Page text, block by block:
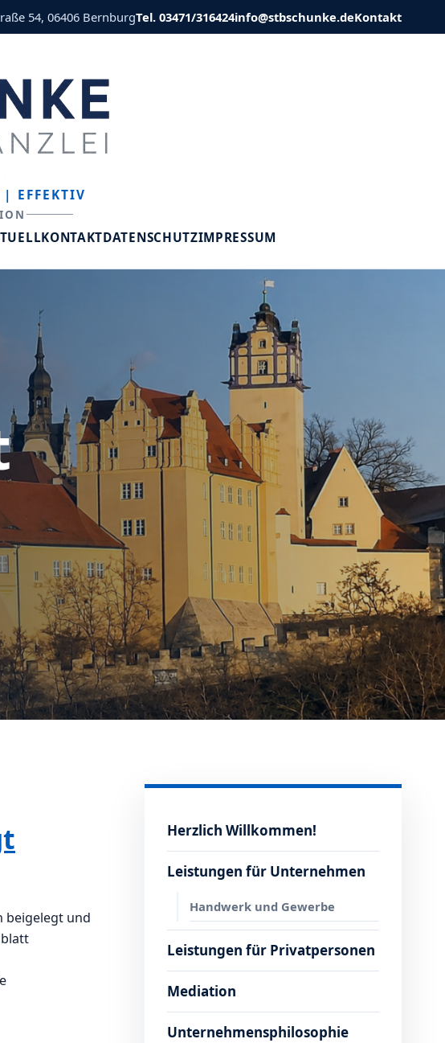
54, 06406 BernburgTel. 03471/316424info@stbschunke.deKontakt
| EFFEKTIV
KONTAKTDATENSCHUTZIMPRESSUM
beigelegt und
Herzlich Willkommen!
Leistungen für Unternehmen
Handwerk und Gewerbe
Leistungen für Privatpersonen
Mediation
Unternehmensphilosophie